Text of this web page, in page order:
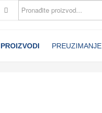
PROIZVODI PREUZIMANJE